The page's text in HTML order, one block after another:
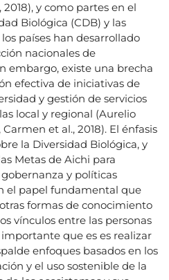
y como partes en el
Biológica (CDB) y las
países han desarrollado
nacionales de
embargo, existe una brecha
efectiva de iniciativas de
y gestión de servicios
local y regional (Aurelio
et al., 2018). El énfasis
la Diversidad Biológica, y
Metas de Aichi para
y políticas
el papel fundamental que
formas de conocimiento
vínculos entre las personas
que es es realizar
enfoques basados en los
y el uso sostenible de la